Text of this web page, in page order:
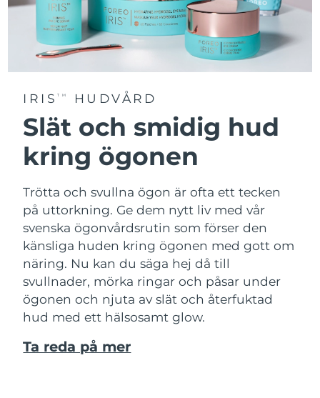
IRISTM HUDVÅRD
Slät och smidig hud
kring ögonen
Trötta och svullna ögon är ofta ett tecken
på uttorkning. Ge dem nytt liv med vår
svenska ögonvårdsrutin som förser den
känsliga huden kring ögonen med gott om
näring. Nu kan du säga hej då till
svullnader, mörka ringar och påsar under
ögonen och njuta av slät och återfuktad
hud med ett hälsosamt glow.
Ta reda på mer